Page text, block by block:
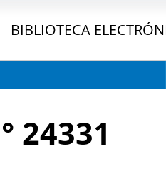
BIBLIOTECA
24331